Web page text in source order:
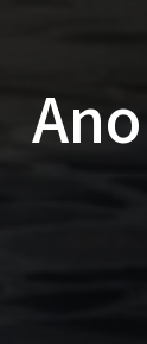
כפר קטן וציורי על האי מיקונוס: Ano